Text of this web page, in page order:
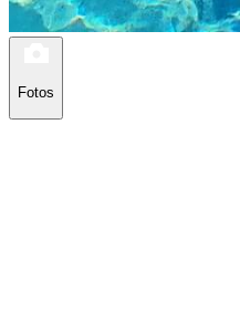
Fotos